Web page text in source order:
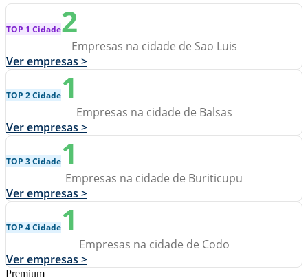
TOP 1 Cidade2
Empresas na cidade de Sao Luis
Ver empresas >
TOP 2 Cidade1
Empresas na cidade de Balsas
Ver empresas >
TOP 3 Cidade1
Empresas na cidade de Buriticupu
Ver empresas >
TOP 4 Cidade1
Empresas na cidade de Codo
Ver empresas >
Premium